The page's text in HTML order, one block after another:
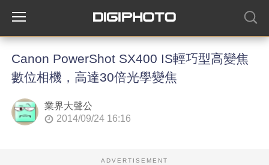
Canon PowerShot SX400 IS輕巧型高變焦
數位相機，高達30倍光學變焦
業界大聲公
2014/09/24 16:16
ADVERTISEMENT